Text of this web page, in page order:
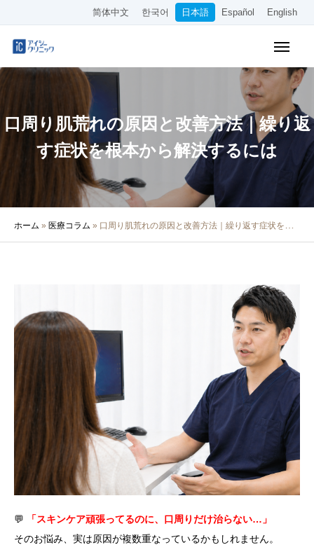
简体中文 한국어 日本語 Español English
口周り肌荒れの原因と改善方法｜繰り返
す症状を根本から解決するには
ホーム » 医療コラム » 口周り肌荒れの原因と改善方法｜繰り返す症状を根本から解決するには
💬
「スキンケア頑張ってるのに、口周りだけ治らない…」
そのお悩み、実は原因が複数重なっているかもしれません。
アクセス
クリニック紹介
院長・医師の紹介
言語
한국어 English